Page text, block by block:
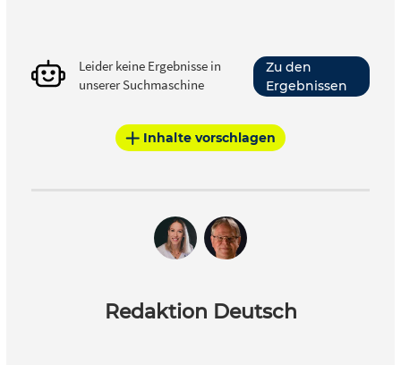
Leider keine Ergebnisse in
unserer Suchmaschine
Zu den
Ergebnissen
Inhalte vorschlagen
Redaktion Deutsch